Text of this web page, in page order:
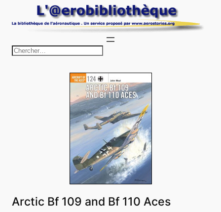
au
c
h
e
r
c
h
e
r
Arctic Bf 109 and Bf 110 Aces